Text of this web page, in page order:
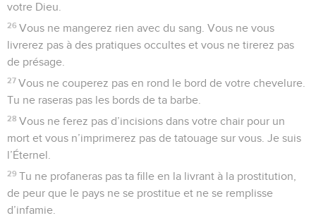
votre Dieu.
26 Vous ne mangerez rien avec du sang. Vous ne vous
livrerez pas à des pratiques occultes et vous ne tirerez pas
de présage.
27 Vous ne couperez pas en rond le bord de votre chevelure.
Tu ne raseras pas les bords de ta barbe.
28 Vous ne ferez pas d’incisions dans votre chair pour un
mort et vous n’imprimerez pas de tatouage sur vous. Je suis
l’Éternel.
29 Tu ne profaneras pas ta fille en la livrant à la prostitution,
de peur que le pays ne se prostitue et ne se remplisse
d’infamie.